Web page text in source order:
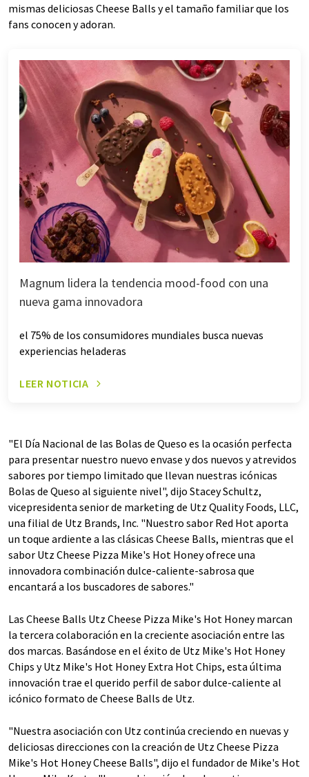
mismas deliciosas Cheese Balls y el tamaño familiar que los
fans conocen y adoran.
Magnum lidera la tendencia mood-food con una
nueva gama innovadora
el 75% de los consumidores mundiales busca nuevas
experiencias heladeras
LEER NOTICIA
"El Día Nacional de las Bolas de Queso es la ocasión perfecta
para presentar nuestro nuevo envase y dos nuevos y atrevidos
sabores por tiempo limitado que llevan nuestras icónicas
Bolas de Queso al siguiente nivel", dijo Stacey Schultz,
vicepresidenta senior de marketing de Utz Quality Foods, LLC,
una filial de Utz Brands, Inc. "Nuestro sabor Red Hot aporta
un toque ardiente a las clásicas Cheese Balls, mientras que el
sabor Utz Cheese Pizza Mike's Hot Honey ofrece una
innovadora combinación dulce-caliente-sabrosa que
encantará a los buscadores de sabores."
Las Cheese Balls Utz Cheese Pizza Mike's Hot Honey marcan
la tercera colaboración en la creciente asociación entre las
dos marcas. Basándose en el éxito de Utz Mike's Hot Honey
Chips y Utz Mike's Hot Honey Extra Hot Chips, esta última
innovación trae el querido perfil de sabor dulce-caliente al
icónico formato de Cheese Balls de Utz.
"Nuestra asociación con Utz continúa creciendo en nuevas y
deliciosas direcciones con la creación de Utz Cheese Pizza
Mike's Hot Honey Cheese Balls", dijo el fundador de Mike's Hot